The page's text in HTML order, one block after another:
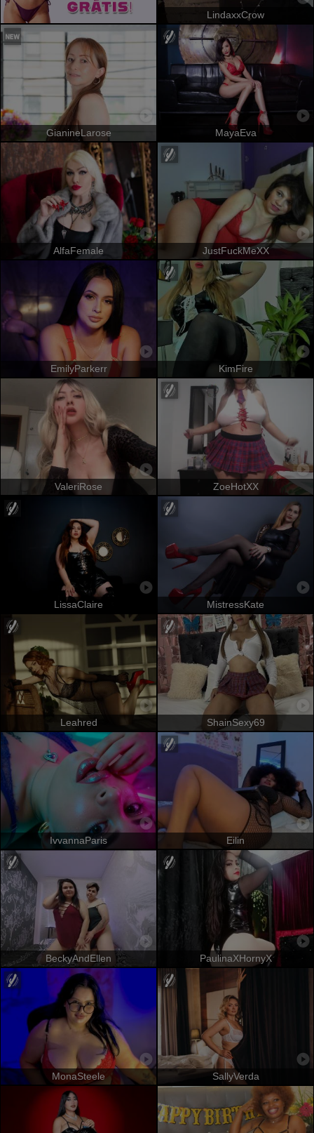
LindaxxCrow
GianineLarose MayaEva
AlfaFemale JustFuckMeXX
EmilyParkerr KimFire
ValeriRose ZoeHotXX
LissaClaire MistressKate
Leahred ShainSexy69
IvvannaParis Eilin
BeckyAndEllen PaulinaXHornyX
MonaSteele SallyVerda